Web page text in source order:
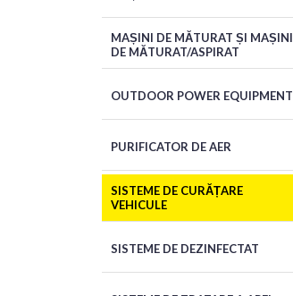
MAȘINI DE MĂTURAT ȘI MAȘINI
DE MĂTURAT/ASPIRAT
OUTDOOR POWER EQUIPMENT
PURIFICATOR DE AER
SISTEME DE CURĂȚARE
VEHICULE
SISTEME DE DEZINFECTAT